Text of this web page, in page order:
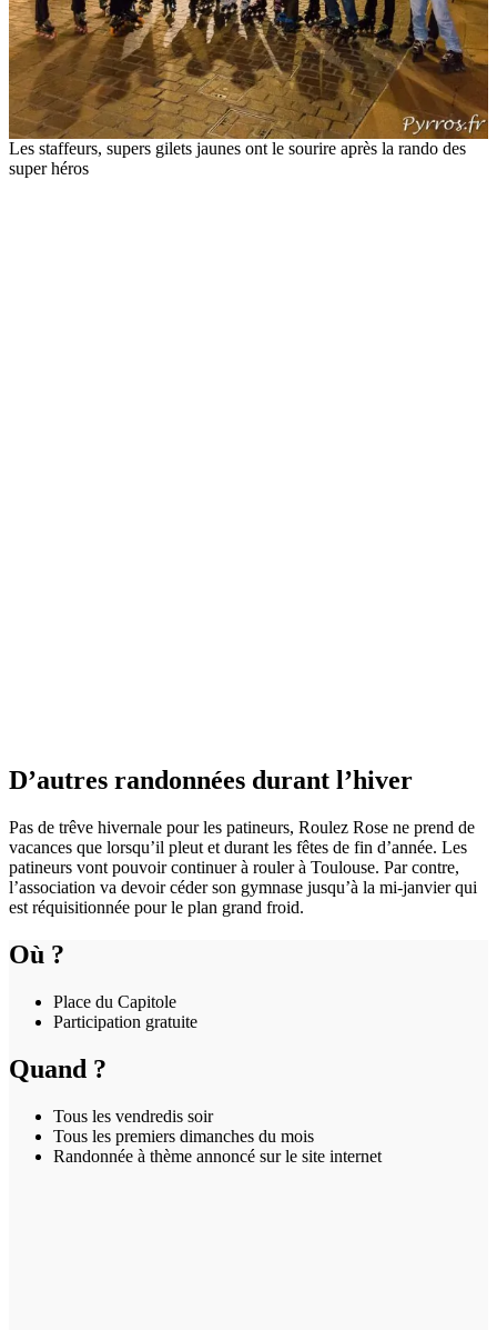
Les staffeurs, supers gilets jaunes ont le sourire après la rando des
super héros
D’autres randonnées durant l’hiver
Pas de trêve hivernale pour les patineurs, Roulez Rose ne prend de
vacances que lorsqu’il pleut et durant les fêtes de fin d’année. Les
patineurs vont pouvoir continuer à rouler à Toulouse. Par contre,
l’association va devoir céder son gymnase jusqu’à la mi-janvier qui
est réquisitionnée pour le plan grand froid.
Où ?
Place du Capitole
Participation gratuite
Quand ?
Tous les vendredis soir
Tous les premiers dimanches du mois
Randonnée à thème annoncé sur le site internet